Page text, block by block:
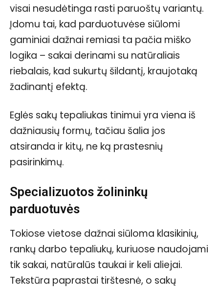
visai nesudėtinga rasti paruoštų variantų.
Įdomu tai, kad parduotuvėse siūlomi
gaminiai dažnai remiasi ta pačia miško
logika – sakai derinami su natūraliais
riebalais, kad sukurtų šildantį, kraujotaką
žadinantį efektą.
Eglės sakų tepaliukas tinimui yra viena iš
dažniausių formų, tačiau šalia jos
atsiranda ir kitų, ne ką prastesnių
pasirinkimų.
Specializuotos žolininkų
parduotuvės
Tokiose vietose dažnai siūloma klasikinių,
rankų darbo tepaliukų, kuriuose naudojami
tik sakai, natūralūs taukai ir keli aliejai.
Tekstūra paprastai tirštesnė, o sakų